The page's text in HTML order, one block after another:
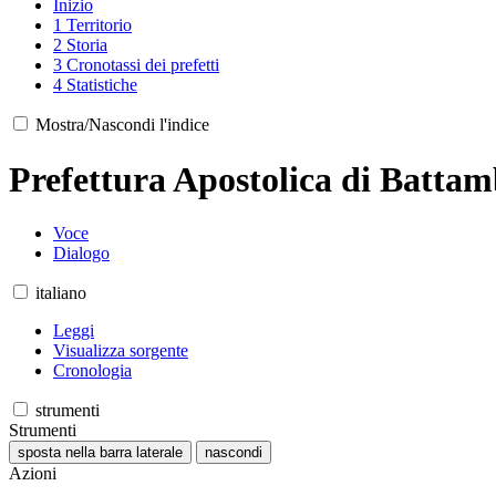
Inizio
1 Territorio
2 Storia
3 Cronotassi dei prefetti
4 Statistiche
Mostra/Nascondi l'indice
Prefettura Apostolica di
Voce
Dialogo
italiano
Leggi
Visualizza sorgente
Cronologia
strumenti
Strumenti
sposta nella barra laterale nascondi
Azioni